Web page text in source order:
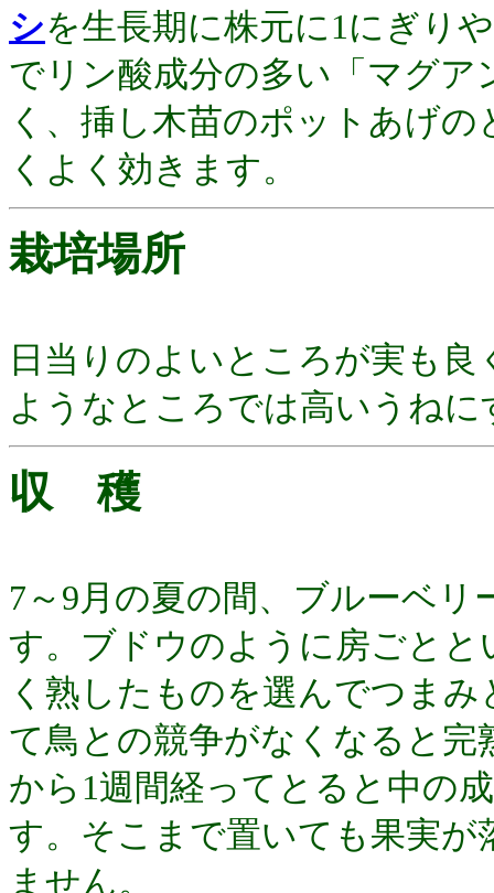
シを生長期に株元に1にぎり
でリン酸成分の多い「マグ
く、挿し木苗のポットあげ
くよく効きます。
栽培場所
日当りのよいところが実も
ようなところでは高いうね
収 穫
7～9月の夏の間、ブルーベリ
す。ブドウのように房ごと
く熟したものを選んでつま
て鳥との競争がなくなると
から1週間経ってとると中の
す。そこまで置いても果実
ません。